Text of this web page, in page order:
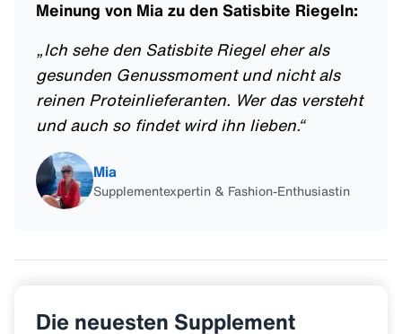
Meinung von Mia zu den Satisbite Riegeln:
Ich sehe den Satisbite Riegel eher als
gesunden Genussmoment und nicht als
reinen Proteinlieferanten. Wer das versteht
und auch so findet wird ihn lieben. “
Mia
Supplementexpertin & Fashion-Enthusiastin
Die neuesten Supplement